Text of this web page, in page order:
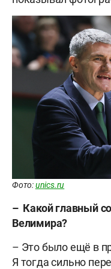
Фото:unics.ru
– Какой главный
Велимира?
– Это было ещё в
Я тогда сильно